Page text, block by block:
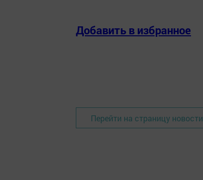
Добавить в избранное
Перейти на страницу новости